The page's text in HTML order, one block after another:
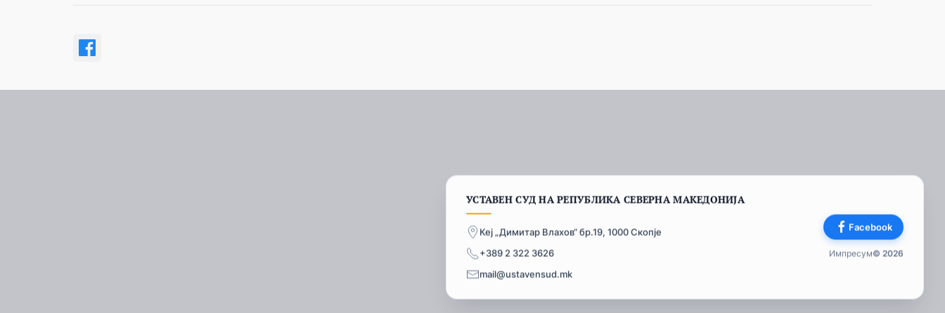
УСТАВЕН СУД НА РЕПУБЛИКА СЕВЕРНА МАКЕДОНИЈА
Кеј „Димитар Влахов“ бр.19, 1000 Скопје
+389 2 322 3626
mail@ustavensud.mk
Facebook
Импресум© 2026